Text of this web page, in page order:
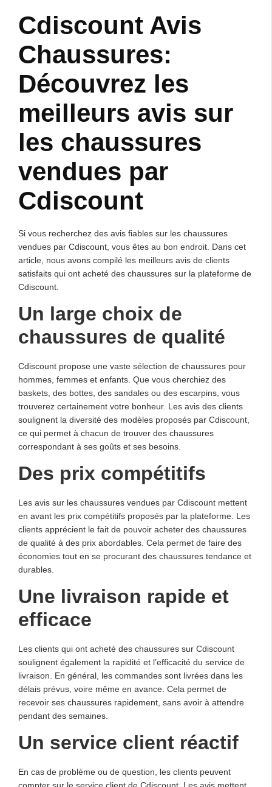
Cdiscount Avis
Chaussures:
Découvrez les
meilleurs avis sur
les chaussures
vendues par
Cdiscount
Si vous recherchez des avis fiables sur les chaussures
vendues par Cdiscount, vous êtes au bon endroit. Dans cet
article, nous avons compilé les meilleurs avis de clients
satisfaits qui ont acheté des chaussures sur la plateforme de
Cdiscount.
Un large choix de
chaussures de qualité
Cdiscount propose une vaste sélection de chaussures pour
hommes, femmes et enfants. Que vous cherchiez des
baskets, des bottes, des sandales ou des escarpins, vous
trouverez certainement votre bonheur. Les avis des clients
soulignent la diversité des modèles proposés par Cdiscount,
ce qui permet à chacun de trouver des chaussures
correspondant à ses goûts et ses besoins.
Des prix compétitifs
Les avis sur les chaussures vendues par Cdiscount mettent
en avant les prix compétitifs proposés par la plateforme. Les
clients apprécient le fait de pouvoir acheter des chaussures
de qualité à des prix abordables. Cela permet de faire des
économies tout en se procurant des chaussures tendance et
durables.
Une livraison rapide et
efficace
Les clients qui ont acheté des chaussures sur Cdiscount
soulignent également la rapidité et l’efficacité du service de
livraison. En général, les commandes sont livrées dans les
délais prévus, voire même en avance. Cela permet de
recevoir ses chaussures rapidement, sans avoir à attendre
pendant des semaines.
Un service client réactif
En cas de problème ou de question, les clients peuvent